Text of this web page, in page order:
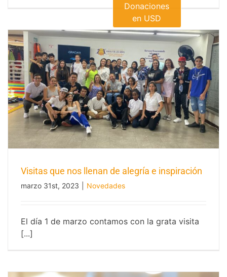
inspiración
Visitas que nos llenan de alegría e inspiración
marzo 31st, 2023 Novedades
El día 1 de marzo contamos con la grata visita
[...]
Donaciones
en USD